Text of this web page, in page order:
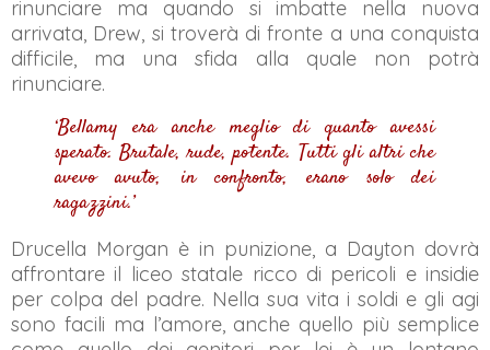
rinunciare ma quando si imbatte nella nuova
arrivata, Drew, si troverà di fronte a una conquista
difficile, ma una sfida alla quale non potrà
rinunciare.
‘Bellamy era anche meglio di quanto avessi
sperato. Brutale, rude, potente. Tutti gli altri che
avevo avuto, in confronto, erano solo dei
ragazzini.’
Drucella Morgan è in punizione, a Dayton dovrà
affrontare il liceo statale ricco di pericoli e insidie
per colpa del padre. Nella sua vita i soldi e gli agi
sono facili ma l’amore, anche quello più semplice